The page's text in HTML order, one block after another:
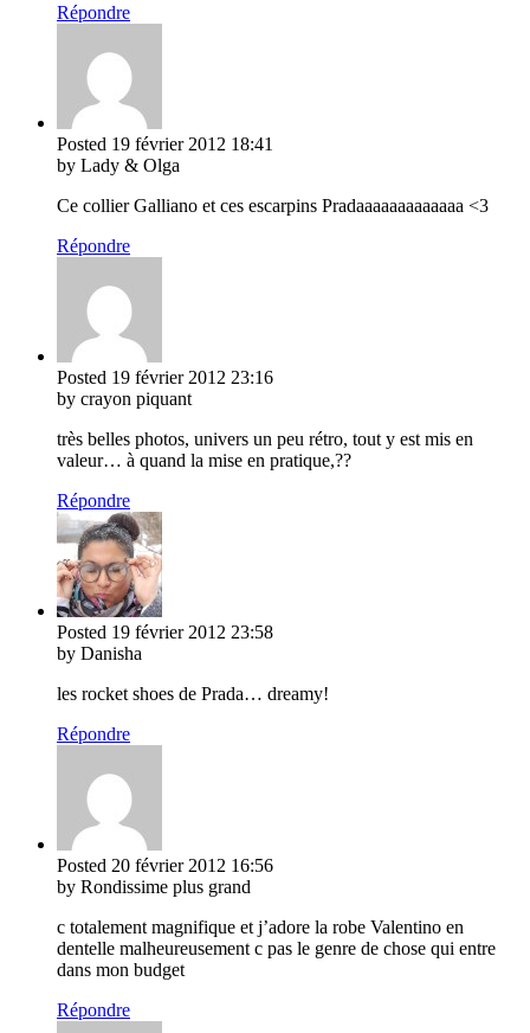
Répondre
Posted 19 février 2012 18:41
by Lady & Olga
Ce collier Galliano et ces escarpins Pradaaaaaaaaaaaaa <3
Répondre
Posted 19 février 2012 23:16
by crayon piquant
très belles photos, univers un peu rétro, tout y est mis en
valeur… à quand la mise en pratique,??
Répondre
Posted 19 février 2012 23:58
by Danisha
les rocket shoes de Prada… dreamy!
Répondre
Posted 20 février 2012 16:56
by Rondissime plus grand
c totalement magnifique et j’adore la robe Valentino en
dentelle malheureusement c pas le genre de chose qui entre
dans mon budget
Répondre